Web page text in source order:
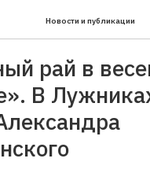
Новости и публикации
рай в
В